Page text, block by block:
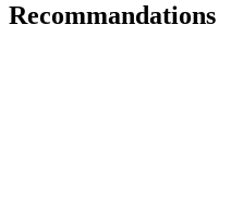
Recommandations